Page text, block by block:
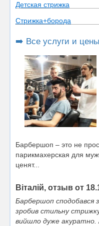
Детская стрижка
Стрижка+борода
➡️ Все услуги и
Барбершоп – это не
парикмахерская для
ценят...
Віталій, отзыв от
Барбершоп сподобався
зробив стильну
вийшло дуже